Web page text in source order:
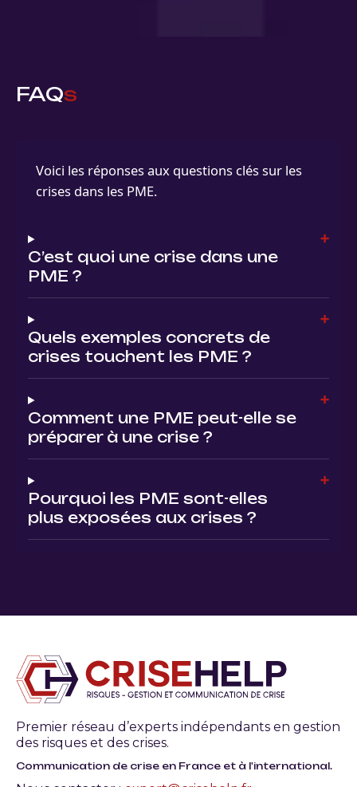
FAQs
Voici les réponses aux questions clés sur les
crises dans les PME.
C’est quoi une crise dans une
PME ?
Quels exemples concrets de
crises touchent les PME ?
Comment une PME peut-elle se
préparer à une crise ?
Pourquoi les PME sont-elles
plus exposées aux crises ?
Premier réseau d’experts indépendants en gestion
des risques et des crises.
Communication de crise en France et à l'international.